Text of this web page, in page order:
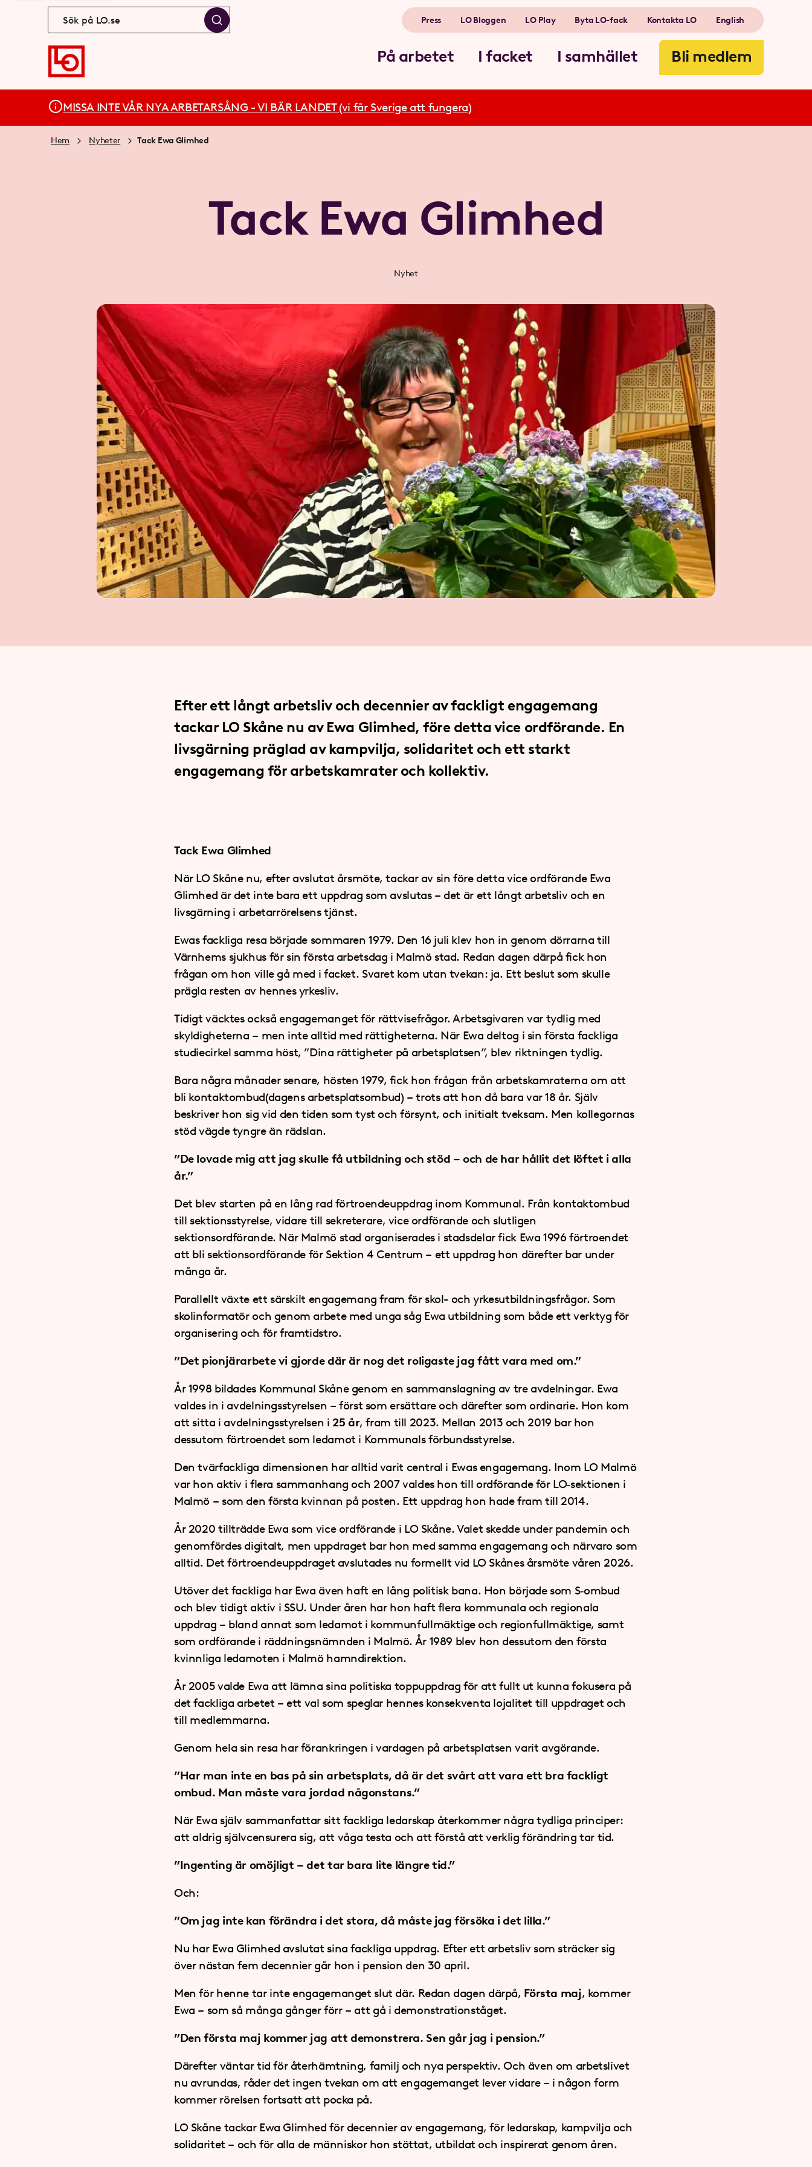
På arbetet I facket I samhället Bli medlem
Press LO Bloggen LO Play Byta LO-fack Kontakta LO English
MISSA INTE VÅR NYA ARBETARSÅNG - VI BÄR LANDET (vi får Sverige att fungera)
Hem Nyheter Tack Ewa Glimhed
Tack Ewa Glimhed
Nyhet
Efter ett långt arbetsliv och decennier av fackligt engagemang
tackar LO Skåne nu av Ewa Glimhed, före detta vice ordförande. En
livsgärning präglad av kampvilja, solidaritet och ett starkt
engagemang för arbetskamrater och kollektiv.
Tack Ewa Glimhed
När LO Skåne nu, efter avslutat årsmöte, tackar av sin före detta vice ordförande Ewa
Glimhed är det inte bara ett uppdrag som avslutas – det är ett långt arbetsliv och en
livsgärning i arbetarrörelsens tjänst.
Ewas fackliga resa började sommaren 1979. Den 16 juli klev hon in genom dörrarna till
Värnhems sjukhus för sin första arbetsdag i Malmö stad. Redan dagen därpå fick hon
frågan om hon ville gå med i facket. Svaret kom utan tvekan: ja. Ett beslut som skulle
prägla resten av hennes yrkesliv.
Tidigt väcktes också engagemanget för rättvisefrågor. Arbetsgivaren var tydlig med
skyldigheterna – men inte alltid med rättigheterna. När Ewa deltog i sin första fackliga
studiecirkel samma höst, ”Dina rättigheter på arbetsplatsen”, blev riktningen tydlig.
Bara några månader senare, hösten 1979, fick hon frågan från arbetskamraterna om att
bli kontaktombud(dagens arbetsplatsombud) – trots att hon då bara var 18 år. Själv
beskriver hon sig vid den tiden som tyst och försynt, och initialt tveksam. Men kollegornas
stöd vägde tyngre än rädslan.
”De lovade mig att jag skulle få utbildning och stöd – och de har hållit det löftet i alla
år.”
Det blev starten på en lång rad förtroendeuppdrag inom Kommunal. Från kontaktombud
till sektionsstyrelse, vidare till sekreterare, vice ordförande och slutligen
sektionsordförande. När Malmö stad organiserades i stadsdelar fick Ewa 1996 förtroendet
att bli sektionsordförande för Sektion 4 Centrum – ett uppdrag hon därefter bar under
många år.
Parallellt växte ett särskilt engagemang fram för skol- och yrkesutbildningsfrågor. Som
skolinformatör och genom arbete med unga såg Ewa utbildning som både ett verktyg för
organisering och för framtidstro.
”Det pionjärarbete vi gjorde där är nog det roligaste jag fått vara med om.”
År 1998 bildades Kommunal Skåne genom en sammanslagning av tre avdelningar. Ewa
valdes in i avdelningsstyrelsen – först som ersättare och därefter som ordinarie. Hon kom
att sitta i avdelningsstyrelsen i 25 år, fram till 2023. Mellan 2013 och 2019 bar hon
dessutom förtroendet som ledamot i Kommunals förbundsstyrelse.
Den tvärfackliga dimensionen har alltid varit central i Ewas engagemang. Inom LO Malmö
var hon aktiv i flera sammanhang och 2007 valdes hon till ordförande för LO‑sektionen i
Malmö – som den första kvinnan på posten. Ett uppdrag hon hade fram till 2014.
År 2020 tillträdde Ewa som vice ordförande i LO Skåne. Valet skedde under pandemin och
genomfördes digitalt, men uppdraget bar hon med samma engagemang och närvaro som
alltid. Det förtroendeuppdraget avslutades nu formellt vid LO Skånes årsmöte våren 2026.
Utöver det fackliga har Ewa även haft en lång politisk bana. Hon började som S‑ombud
och blev tidigt aktiv i SSU. Under åren har hon haft flera kommunala och regionala
uppdrag – bland annat som ledamot i kommunfullmäktige och regionfullmäktige, samt
som ordförande i räddningsnämnden i Malmö. År 1989 blev hon dessutom den första
kvinnliga ledamoten i Malmö hamndirektion.
År 2005 valde Ewa att lämna sina politiska toppuppdrag för att fullt ut kunna fokusera på
det fackliga arbetet – ett val som speglar hennes konsekventa lojalitet till uppdraget och
till medlemmarna.
Genom hela sin resa har förankringen i vardagen på arbetsplatsen varit avgörande.
”Har man inte en bas på sin arbetsplats, då är det svårt att vara ett bra fackligt
ombud. Man måste vara jordad någonstans.”
När Ewa själv sammanfattar sitt fackliga ledarskap återkommer några tydliga principer:
att aldrig självcensurera sig, att våga testa och att förstå att verklig förändring tar tid.
”Ingenting är omöjligt – det tar bara lite längre tid.”
Och:
”Om jag inte kan förändra i det stora, då måste jag försöka i det lilla.”
Nu har Ewa Glimhed avslutat sina fackliga uppdrag. Efter ett arbetsliv som sträcker sig
över nästan fem decennier går hon i pension den 30 april.
Men för henne tar inte engagemanget slut där. Redan dagen därpå, Första maj, kommer
Ewa – som så många gånger förr – att gå i demonstrationståget.
”Den första maj kommer jag att demonstrera. Sen går jag i pension.”
Därefter väntar tid för återhämtning, familj och nya perspektiv. Och även om arbetslivet
nu avrundas, råder det ingen tvekan om att engagemanget lever vidare – i någon form
kommer rörelsen fortsatt att pocka på.
LO Skåne tackar Ewa Glimhed för decennier av engagemang, för ledarskap, kampvilja och
solidaritet – och för alla de människor hon stöttat, utbildat och inspirerat genom åren.